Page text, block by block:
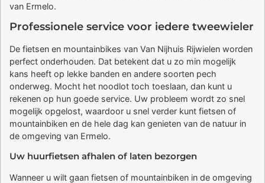
van Ermelo.
Professionele service voor iedere tweewieler
De fietsen en mountainbikes van Van Nijhuis Rijwielen worden
perfect onderhouden. Dat betekent dat u zo min mogelijk
kans heeft op lekke banden en andere soorten pech
onderweg. Mocht het noodlot toch toeslaan, dan kunt u
rekenen op hun goede service. Uw probleem wordt zo snel
mogelijk opgelost, waardoor u snel verder kunt fietsen of
mountainbiken en de hele dag kan genieten van de natuur in
de omgeving van Ermelo.
Uw huurfietsen afhalen of laten bezorgen
Wanneer u wilt gaan fietsen of mountainbiken in de omgeving